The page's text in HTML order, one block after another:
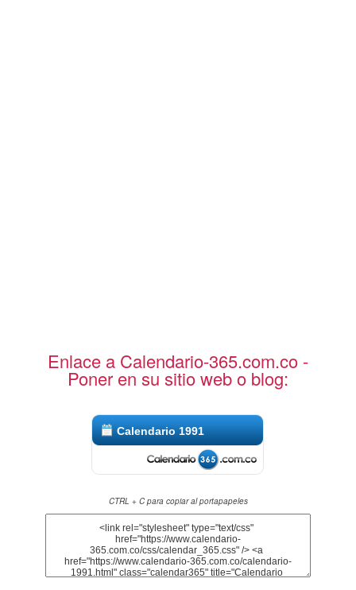
Enlace a Calendario-365.com.co -
Poner en su sitio web o blog:
Calendario 1991
CTRL + C para copiar al portapapeles